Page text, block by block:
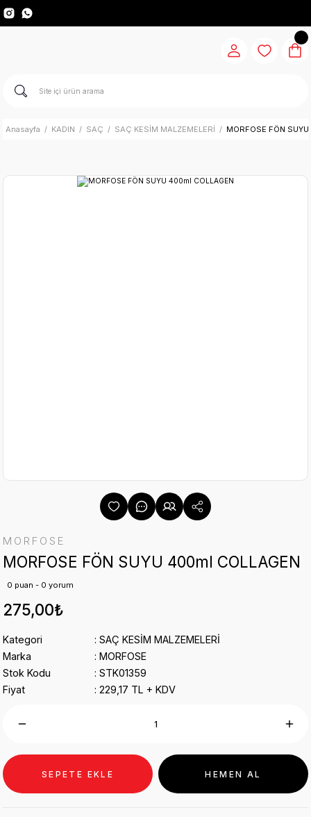
Anasayfa KADIN SAÇ SAÇ KESİM MALZEMELERİ MORFOSE FÖN
MORFOSE
MORFOSE FÖN SUYU 400ml COLLAGEN
0 puan - 0 yorum
275,00₺
Kategori
SAÇ KESİM MALZEMELERİ
Marka
MORFOSE
Stok Kodu
STK01359
Fiyat
229,17 TL + KDV
SEPETE EKLE HEMEN AL